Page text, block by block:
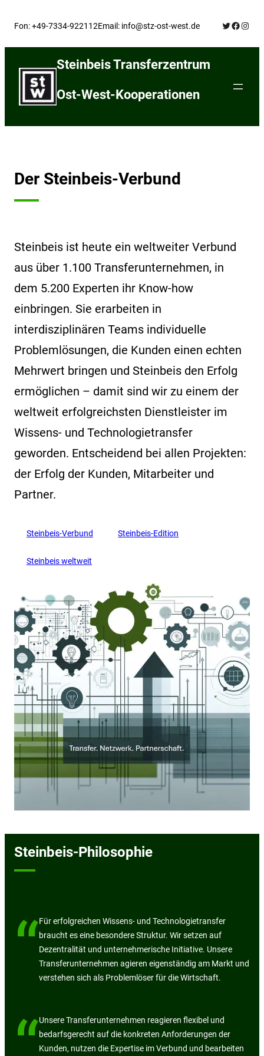
Fon: +49-7334-922112Email: info@stz-ost-west.de Twitter
Steinbeis Transferzentrum
Ost-West-Kooperationen
Der Steinbeis-Verbund
Steinbeis ist heute ein weltweiter Verbund
aus über 1.100 Transferunternehmen, in
dem 5.200 Experten ihr Know-how
einbringen. Sie erarbeiten in
interdisziplinären Teams individuelle
Problemlösungen, die Kunden einen echten
Mehrwert bringen und Steinbeis den Erfolg
ermöglichen – damit sind wir zu einem der
weltweit erfolgreichsten Dienstleister im
Wissens- und Technologietransfer
geworden. Entscheidend bei allen Projekten:
der Erfolg der Kunden, Mitarbeiter und
Partner.
Steinbeis-Verbund Steinbeis-Edition
Steinbeis weltweit
Steinbeis-Philosophie
“Für erfolgreichen Wissens- und Technologietransfer
braucht es eine besondere Struktur. Wir setzen auf
Dezentralität und unternehmerische Initiative. Unsere
Transferunternehmen agieren eigenständig am Markt und
verstehen sich als Problemlöser für die Wirtschaft.
Unsere Transferunternehmen reagieren flexibel und
bedarfsgerecht auf die konkreten Anforderungen der
Kunden, nutzen die Expertise im Verbund und bearbeiten